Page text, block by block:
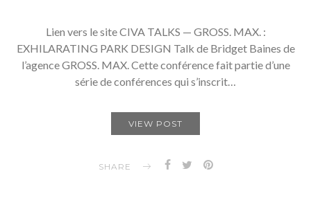
Lien vers le site CIVA TALKS — GROSS. MAX. :
EXHILARATING PARK DESIGN Talk de Bridget Baines de
l’agence GROSS. MAX. Cette conférence fait partie d’une
série de conférences qui s’inscrit…
VIEW POST
SHARE